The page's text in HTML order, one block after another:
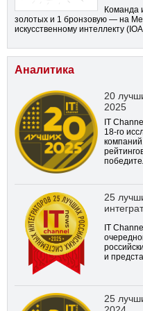
Команда
золотых и 1 бронзовую — на
искусственному интеллекту
Аналитика
20
2025
IT
18-го
25
IT
и
25